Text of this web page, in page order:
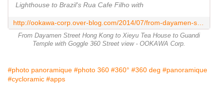
Lighthouse to Brazil's Rua Cafe Filho with
From Dayamen Street Hong Kong to Xieyu Tea House to Guandi
Temple with Goggle 360 Street view - OOKAWA Corp.
#photo panoramique #photo 360 #360° #360 deg #panoramique
#cycloramic #apps